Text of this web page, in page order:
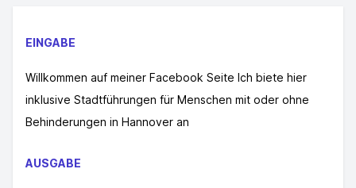
EINGABE
Willkommen auf meiner Facebook Seite Ich biete hier
inklusive Stadtführungen für Menschen mit oder ohne
Behinderungen in Hannover an
AUSGABE